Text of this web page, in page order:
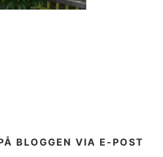
BLOGGEN VIA E-POST